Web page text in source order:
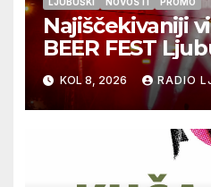
LJUBUŠKI NOVOSTI PROMO
Najiščekivaniji
BEER FEST
9.kolovoza
KOL 8, 2026 RADIO